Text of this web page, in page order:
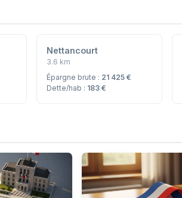
Nettancourt
3.6 km
Épargne brute : 21 425 €
Dette/hab : 183 €